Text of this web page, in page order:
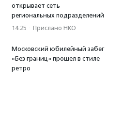
открывает сеть
региональных подразделений
14:25 · Прислано НКО
Московский юбилейный забег
«Без границ» прошел в стиле
ретро